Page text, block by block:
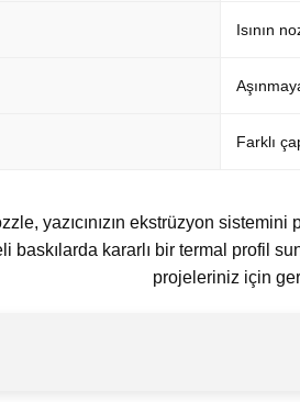
Isının
Farklı
yazıcınızın ekstrüzyon
kararlı bir termal profil
projeleriniz için